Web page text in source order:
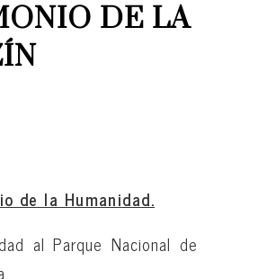
DE LA
de la Humanidad.
al Parque Nacional de